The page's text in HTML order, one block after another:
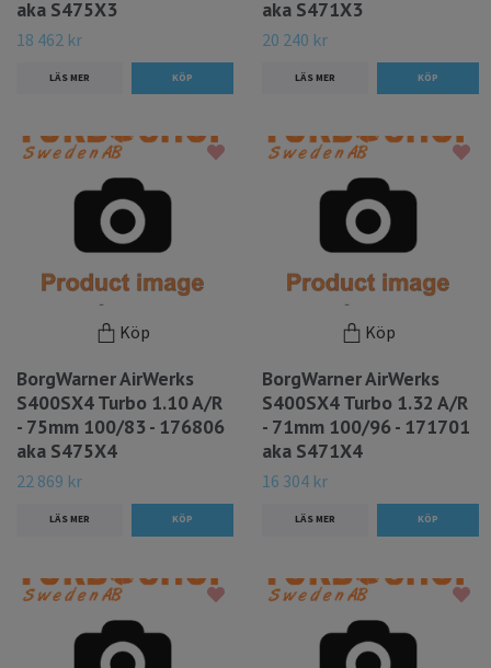
aka S475X3
18 462 kr
LÄS MER
aka S471X3
20 240 kr
LÄS MER
Köp
BorgWarner AirWerks
S400SX4 Turbo 1.10 A/R
- 75mm 100/83 - 176806
aka S475X4
22 869 kr
LÄS MER
Köp
BorgWarner AirWerks
S400SX4 Turbo 1.32 A/R
- 71mm 100/96 - 171701
aka S471X4
16 304 kr
LÄS MER